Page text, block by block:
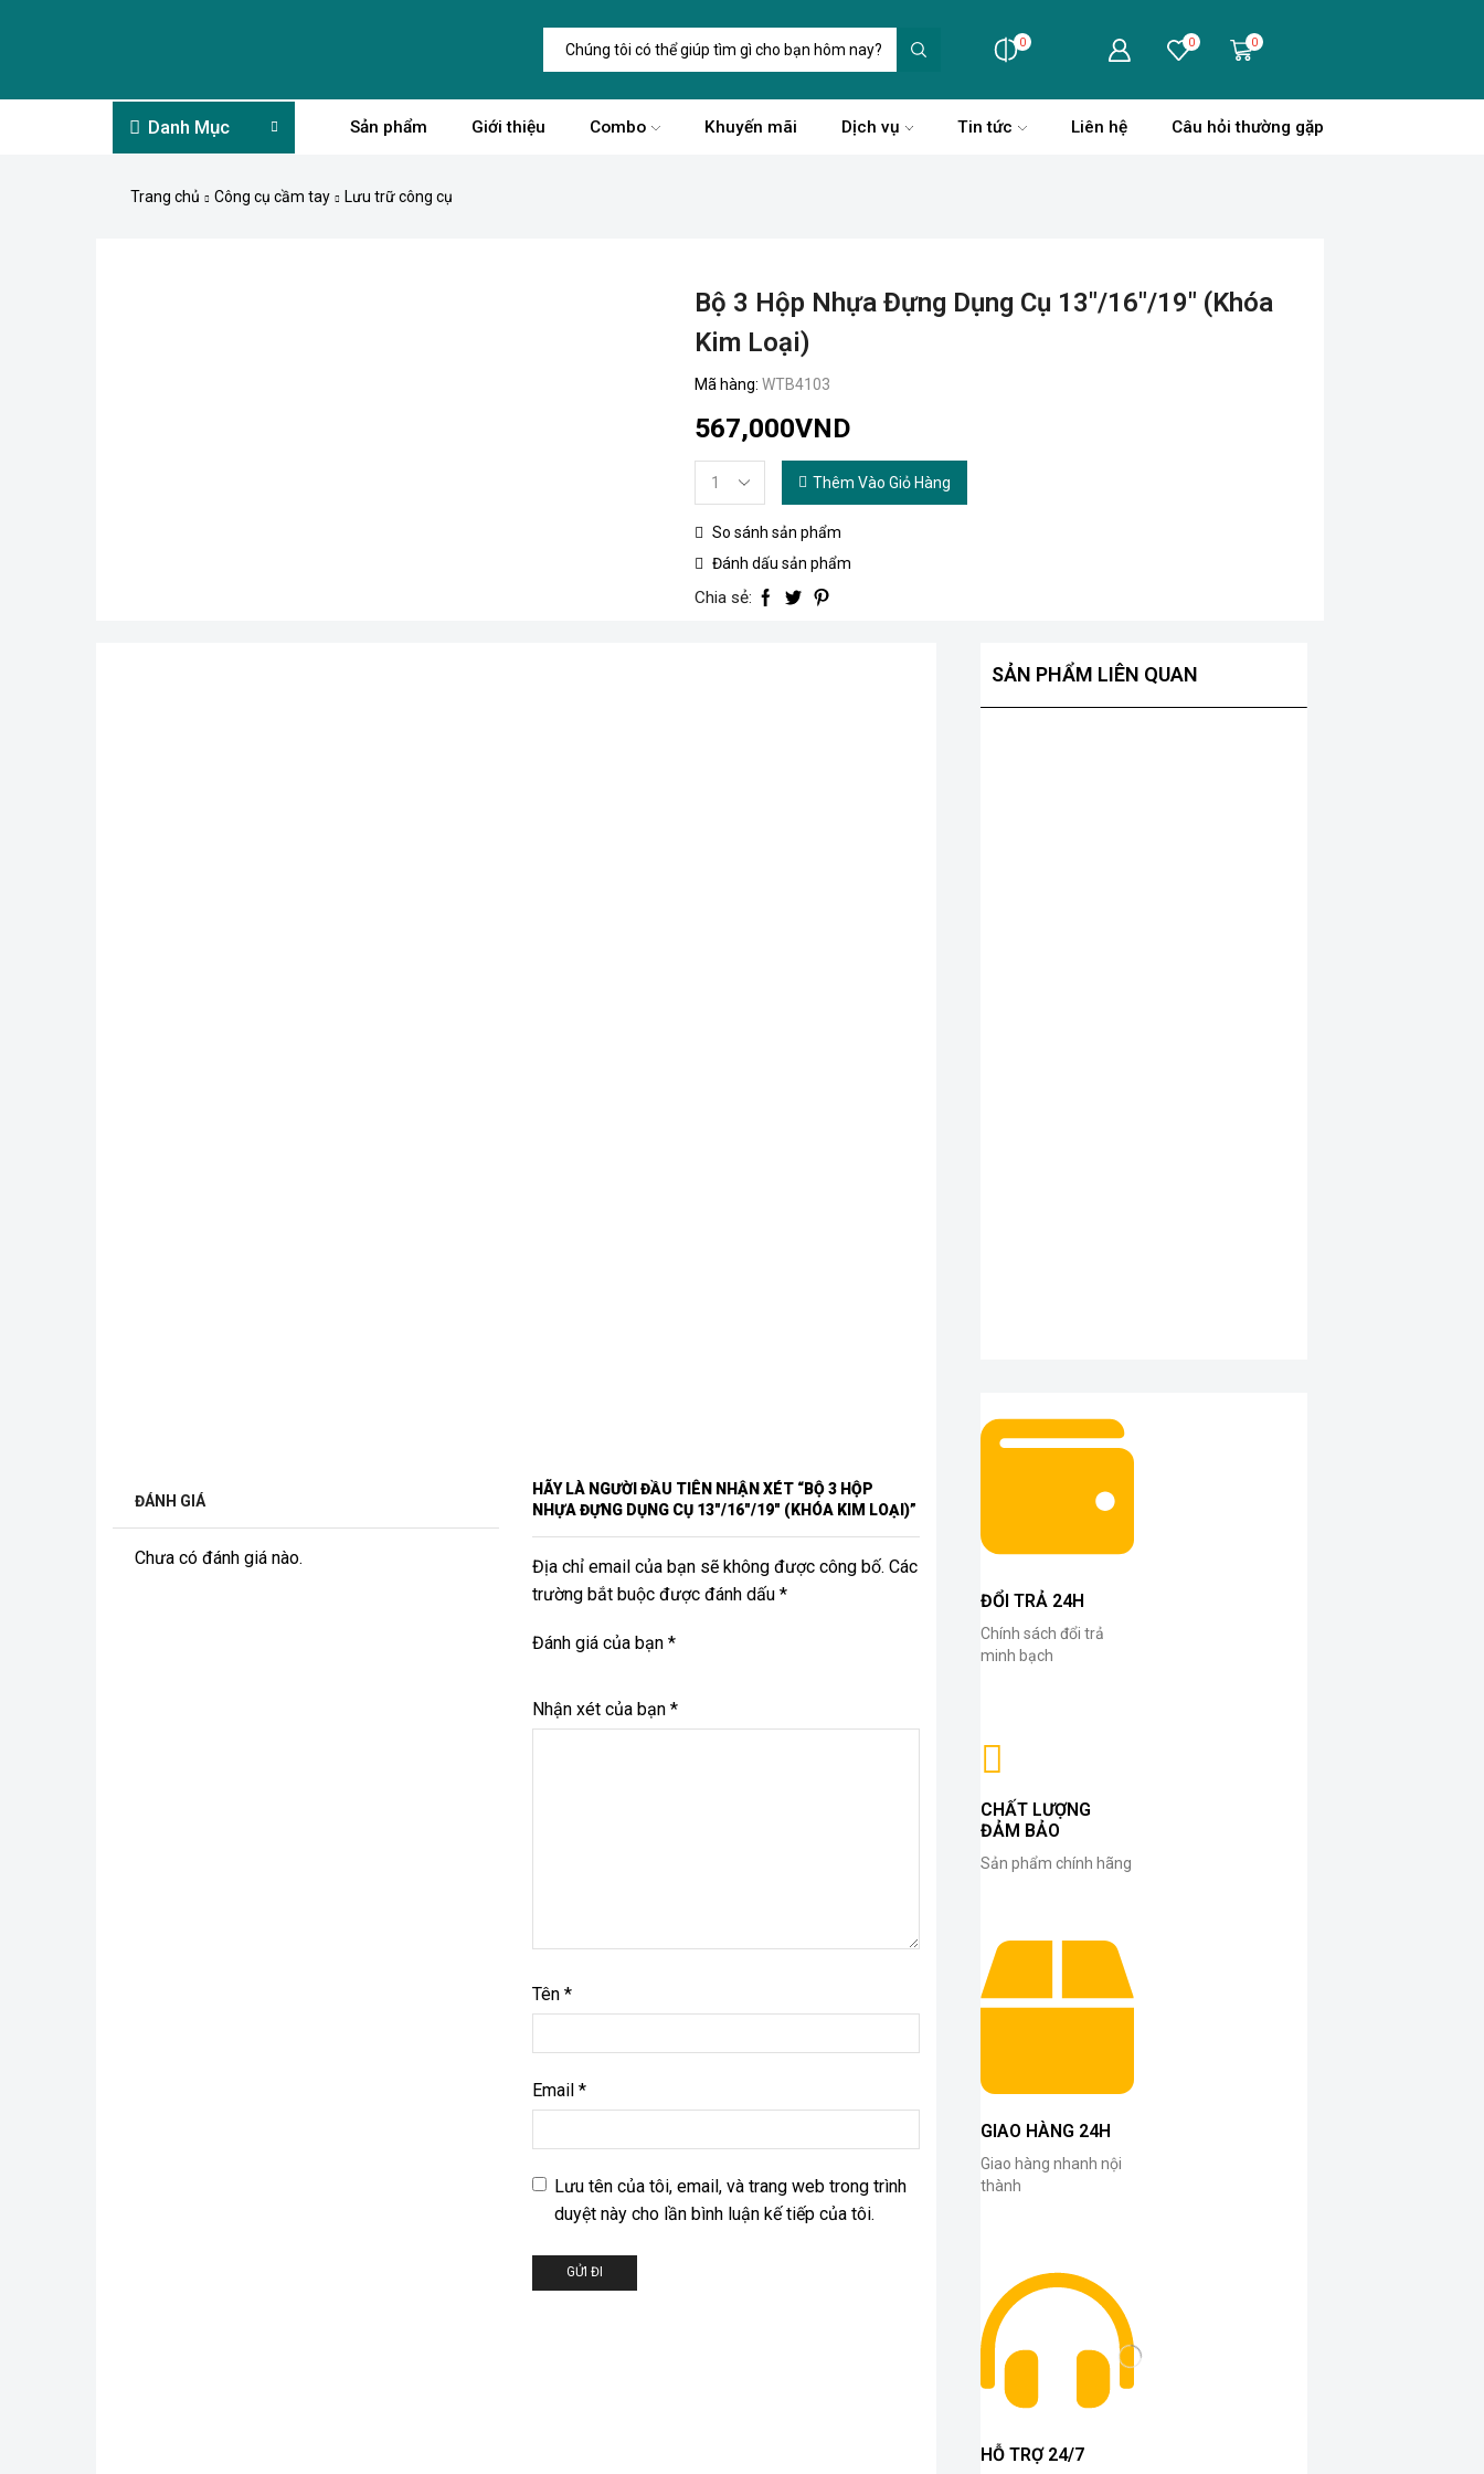
Trường
kiếm
0 0 0
Danh Mục Sản phẩm Giới thiệu Combo Khuyến mãi Dịch vụ Tin tức Liên hệ Câu hỏi thường gặp
Trang chủ Công cụ cầm tay Lưu trữ công cụ
Bộ 3 Hộp Nhựa Đựng Dụng Cụ 13″/16″/19″ (khóa
Kim Loại)
Mã hàng: WTB4103
567,000VND
Bộ
hộp
nhựa
dụng
Thêm Vào Giỏ Hàng
So sánh sản phẩm
Đánh dấu sản phẩm
Chia sẻ:
ĐÁNH GIÁ
Chưa có đánh giá nào.
HÃY LÀ NGƯỜI ĐẦU TIÊN NHẬN XÉT “BỘ 3 HỘP
NHỰA ĐỰNG DỤNG CỤ 13″/16″/19″ (KHÓA KIM LOẠI)”
Địa chỉ email của bạn sẽ không được công bố. Các
trường bắt buộc được đánh dấu *
Đánh giá của bạn*
Nhận xét của bạn*
Tên*
Email*
Lưu tên của tôi, email, và trang web trong trình
duyệt này cho lần bình luận kế tiếp của tôi.
SẢN PHẨM LIÊN QUAN
ĐỔI TRẢ 24H
Chính sách đổi trả
minh bạch
CHẤT LƯỢNG
ĐẢM BẢO
Sản phẩm chính hãng
GIAO HÀNG 24H
Giao hàng nhanh nội
thành
HỖ TRỢ 24/7